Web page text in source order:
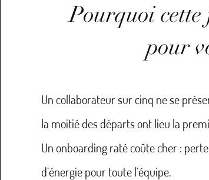
Pourquoi
pour
Un collaborateur sur cinq ne se
la moitié des départs ont lieu la
Un onboarding raté coûte cher :
d’énergie pour toute l’équipe.